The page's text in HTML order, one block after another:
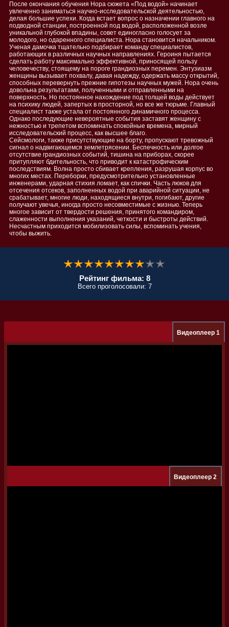
После окончания обучения Нора сюжета «Под водой» начинает
увлеченно заниматься научно-исследовательской деятельностью,
делая большие успехи. Когда встает вопрос о назначении главного на
подводной станции, построенной под водой, расположенной возле
уникальной глубокой впадины, совет единогласно голосует за
молодого, но одаренного специалиста. Нора становится начальником.
Ученая дамочка тщательно подбирает команду специалистов,
работающих в различных научных направлениях. Героиня пытается
сделать работу максимально эффективной, приносящей пользу
человечеству, стоящему на пороге грандиозных перемен. Энтузиазм
женщины вызывает похвалу, давая надежду, одержать массу открытий,
способных перевернуть прежние гипотезы научных мужей. Нора очень
довольна результатами, полученными и отправленными на
поверхность. Но постоянное нахождение под толщей воды действует
на психику людей, запертых в просторной, но все же тюрьме. Главный
специалист также устала от постоянного динамичного процесса.
Однако последующие невероятные события заставят женщину с
нежностью и трепетом вспоминать спокойные времена, мирный
исследовательский процесс, как высшее благо.
Сейсмологи, также присутствующие на борту, пропускают тревожный
сигнал о надвигающемся землетрясении. Беспечность или долгое
отсутствие грандиозных событий, тишина на приборах, скорее
притупляют бдительность, что приводит к катастрофическим
последствиям. Волна просто сбивает крепления, разрушая корпус во
многих местах. Переборки, предусмотрительно установленные
инженерами, ударная стихия ломает, как спички. Часть люков для
отсечения отсеков, заполненных водой при аварийной ситуации, не
срабатывает, многие люди, находящиеся внутри, погибают, другие
получают увечья, иногда просто несовместимые с жизнью. Теперь
многое зависит от твердости решения, принятого командиром,
слаженности выполнения указаний, четкости и быстроты действий.
Несчастным приходится мобилизовать силы, вспоминать учения,
чтобы выжить.
Рейтинг фильма: 8
Всего проголосовали: 7
Видеоплеер 1
Видеоплеер 2